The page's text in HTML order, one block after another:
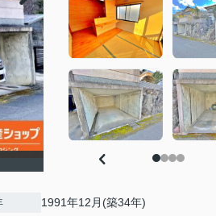
1991年12月(築34年)